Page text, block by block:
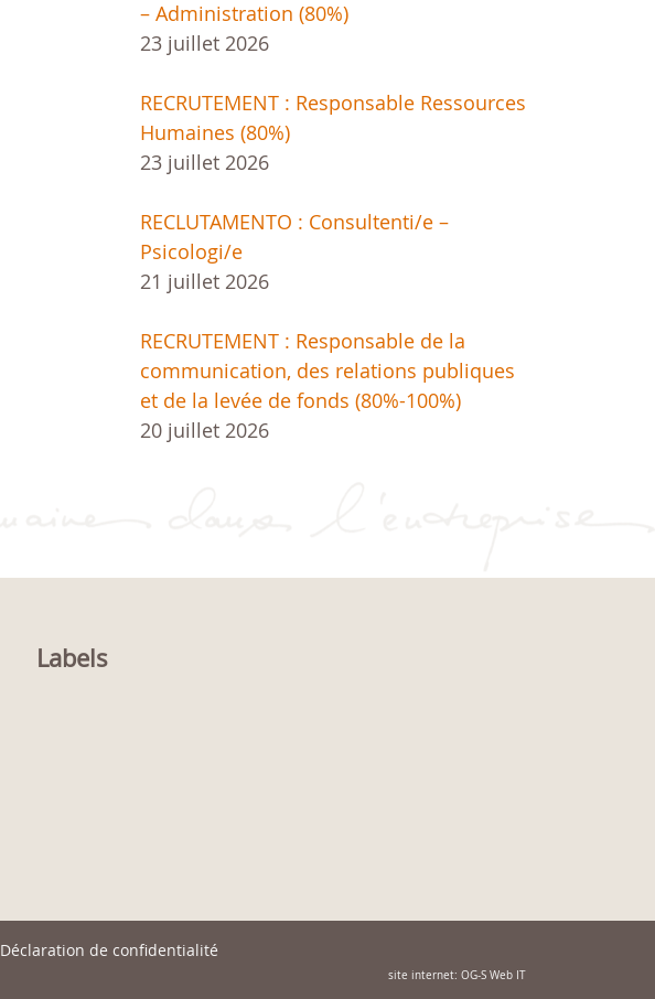
– Administration (80%)
23 juillet 2026
RECRUTEMENT : Responsable Ressources
Humaines (80%)
23 juillet 2026
RECLUTAMENTO : Consultenti/e –
Psicologi/e
21 juillet 2026
RECRUTEMENT : Responsable de la
communication, des relations publiques
et de la levée de fonds (80%-100%)
20 juillet 2026
Labels
Déclaration de confidentialité
site internet: OG-S Web IT